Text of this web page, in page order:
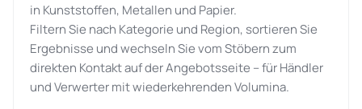
in Kunststoffen, Metallen und Papier.
Filtern Sie nach Kategorie und Region, sortieren Sie
Ergebnisse und wechseln Sie vom Stöbern zum
direkten Kontakt auf der Angebotsseite – für Händler
und Verwerter mit wiederkehrenden Volumina.